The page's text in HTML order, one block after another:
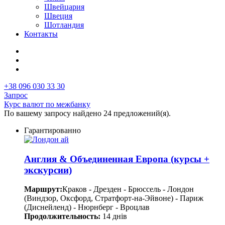
Швейцария
Швеция
Шотландия
Контакты
+38 096 030 33 30
Запрос
Курс валют по межбанку
По вашему запросу найдено 24 предложений(я).
Гарантированно
Англия & Объединенная Европа (курсы +
экскурсии)
Маршрут:Краков - Дрезден - Брюссель - Лондон
(Виндзор, Оксфорд, Стратфорт-на-Эйвоне) - Париж
(Диснейленд) - Нюрнберг - Вроцлав
Продолжительность: 14 днів